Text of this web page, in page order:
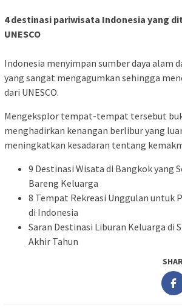
4 destinasi pariwisata Indonesia yang
UNESCO
Indonesia menyimpan sumber daya alam
yang sangat mengagumkan sehingga
dari UNESCO.
Mengeksplor tempat-tempat tersebut
menghadirkan kenangan berlibur yang
meningkatkan kesadaran tentang
9 Destinasi Wisata di Bangkok yang
Bareng Keluarga
8 Tempat Rekreasi Unggulan untuk
di Indonesia
Saran Destinasi Liburan Keluarga di
Akhir Tahun